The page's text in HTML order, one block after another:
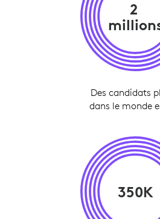
2
Des candidats
dans le monde
350K